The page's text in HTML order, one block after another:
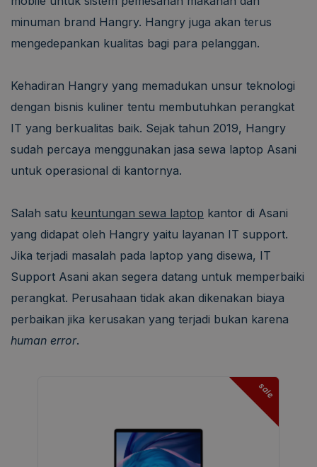
minuman brand Hangry. Hangry juga akan terus
mengedepankan kualitas bagi para pelanggan.
Kehadiran Hangry yang memadukan unsur teknologi
dengan bisnis kuliner tentu membutuhkan perangkat
IT yang berkualitas baik. Sejak tahun 2019, Hangry
sudah percaya menggunakan jasa sewa laptop Asani
untuk operasional di kantornya.
Salah satu keuntungan sewa laptop kantor di Asani
yang didapat oleh Hangry yaitu layanan IT support.
Jika terjadi masalah pada laptop yang disewa, IT
Support Asani akan segera datang untuk memperbaiki
perangkat. Perusahaan tidak akan dikenakan biaya
perbaikan jika kerusakan yang terjadi bukan karena
human error.
sale